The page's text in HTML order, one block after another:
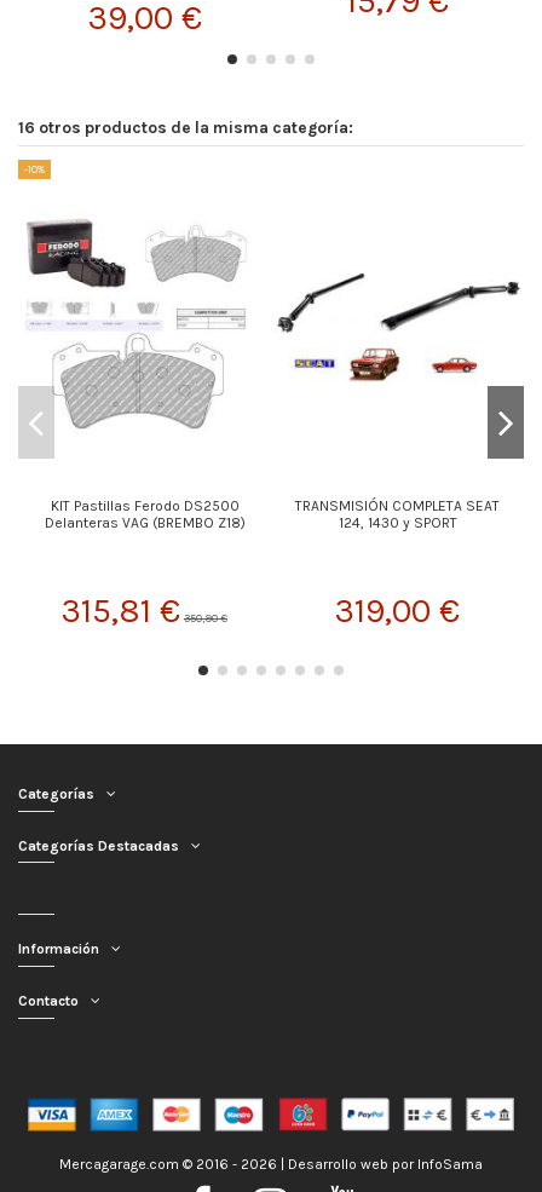
39,00 €
16 otros productos de la misma categoría:
-10%
KIT Pastillas Ferodo DS2500
Delanteras VAG (BREMBO Z18)
315,81 € 350,90 €
TRANSMISIÓN COMPLETA SEAT
124, 1430 y SPORT
319,00 €
Categorías
Categorías Destacadas
Información
Contacto
Mercagarage.com © 2016 - 2026 | Desarrollo web por InfoSama